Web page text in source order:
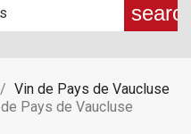
Vin de Pays de Vaucluse
Pays de Vaucluse